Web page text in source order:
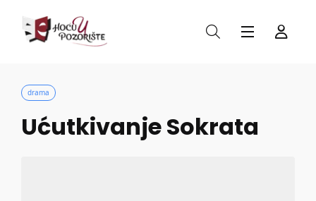
drama
Ućutkivanje Sokrata